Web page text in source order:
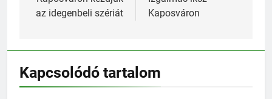
az idegenbeli szériát
Kaposváron
Kapcsolódó tartalom